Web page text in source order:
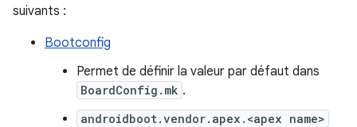
suivants :
Bootconfig
Permet de définir la valeur par défaut dans
BoardConfig.mk .
androidboot.vendor.apex.<apex name>